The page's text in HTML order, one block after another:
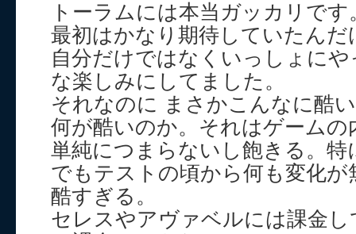
トーラムには本当ガッカリです
最初はかなり期待していたんだ
自分だけではなくいっしょに
な楽しみにしてました。
それなのに まさかこんなに酷
何が酷いのか。それはゲーム
単純につまらないし飽きる。特
でもテストの頃から何も変化が
酷すぎる。
セレスやアヴァベルには課金